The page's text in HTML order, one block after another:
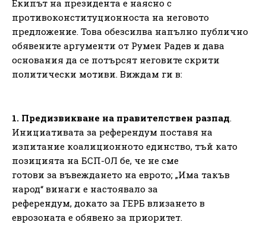
Екипът на президента е наясно с
противоконституционноста на неговото
предложение. Това обезсилва напълно публично
обявените аргументи от Румен Радев и дава
основания да се потърсят неговите скрити
политически мотиви. Виждам ги в:
1. Предизвикване на правителствен разпад.
Инициативата за референдум поставя на
изпитание коалиционното единство, тъй като
позицията на БСП-ОЛ бе, че не сме
готови за въвеждането на еврото; „Има такъв
народ“ винаги е настоявало за
референдум, докато за ГЕРБ влизането в
еврозоната е обявено за приоритет.